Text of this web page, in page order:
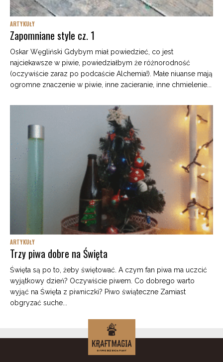
ARTYKUŁY
Zapomniane style cz. 1
Oskar Węgliński Gdybym miał powiedzieć, co jest
najciekawsze w piwie, powiedziałbym że różnorodność
(oczywiście zaraz po podcaście Alchemia!). Małe niuanse mają
ogromne znaczenie w piwie, inne zacieranie, inne chmielenie...
ARTYKUŁY
Trzy piwa dobre na Święta
Święta są po to, żeby świętować. A czym fan piwa ma uczcić
wyjątkowy dzień? Oczywiście piwem. Co dobrego warto
wyjąć na Święta z piwniczki? Piwo świąteczne Zamiast
obgryzać suche...